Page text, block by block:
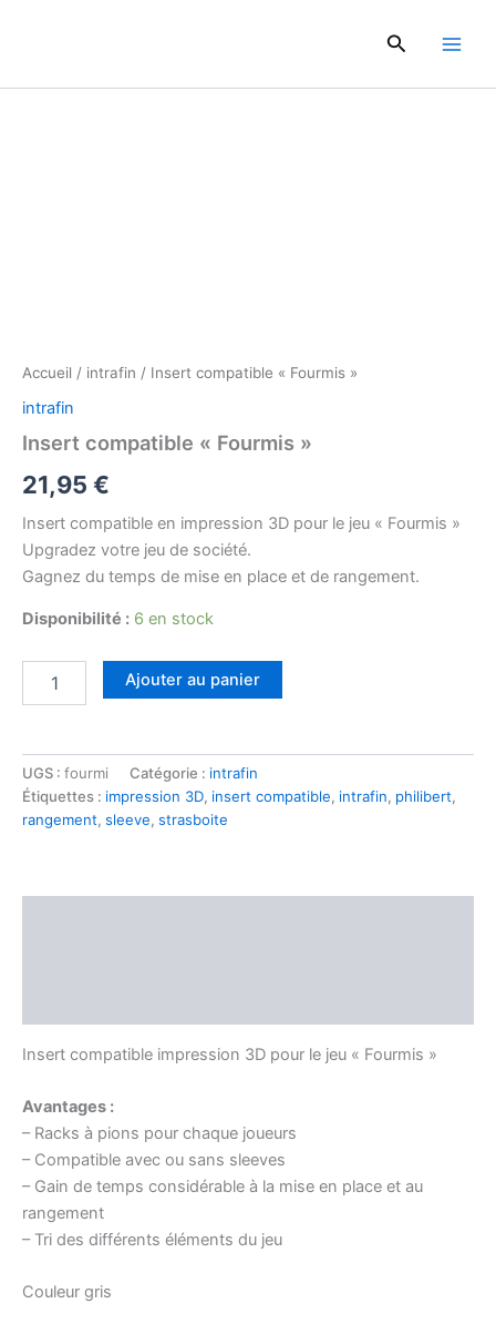
Rechercher
Accueil / intrafin / Insert compatible « Fourmis »
intrafin
Insert compatible « Fourmis »
21,95 €
Insert compatible en impression 3D pour le jeu « Fourmis »
Upgradez votre jeu de société.
Gagnez du temps de mise en place et de rangement.
Disponibilité : 6 en stock
Ajouter au panier
UGS : fourmi Catégorie : intrafin
Étiquettes : impression 3D, insert compatible, intrafin, philibert,
rangement, sleeve, strasboite
Insert compatible impression 3D pour le jeu « Fourmis »
Avantages :
– Racks à pions pour chaque joueurs
– Compatible avec ou sans sleeves
– Gain de temps considérable à la mise en place et au
rangement
– Tri des différents éléments du jeu
Couleur gris